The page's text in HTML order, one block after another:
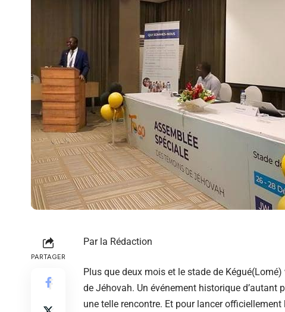
PARTAGER
Par la Rédaction
Plus que deux mois et le stade de
de Jéhovah. Un événement historique d’autant
une telle rencontre. Et pour lancer